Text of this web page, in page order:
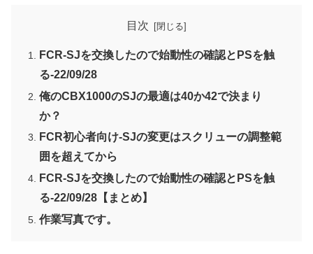
目次
FCR-SJを交換したので始動性の確認とPSを触
る-22/09/28
俺のCBX1000のSJの最適は40か42で決まり
か？
FCR初心者向け-SJの変更はスクリューの調整範
囲を超えてから
FCR-SJを交換したので始動性の確認とPSを触
る-22/09/28【まとめ】
作業写真です。